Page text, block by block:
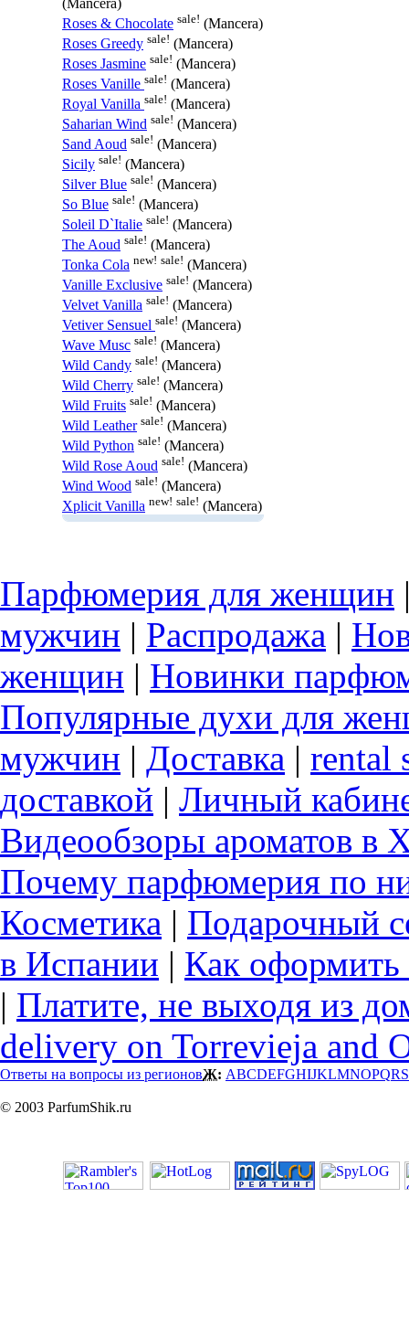
(Mancera)
Roses & Chocolate sale! (Mancera)
Roses Greedy sale! (Mancera)
Roses Jasmine sale! (Mancera)
Roses Vanille sale! (Mancera)
Royal Vanilla sale! (Mancera)
Saharian Wind sale! (Mancera)
Sand Aoud sale! (Mancera)
Sicily sale! (Mancera)
Silver Blue sale! (Mancera)
So Blue sale! (Mancera)
Soleil D`Italie sale! (Mancera)
The Aoud sale! (Mancera)
Tonka Cola new! sale! (Mancera)
Vanille Exclusive sale! (Mancera)
Velvet Vanilla sale! (Mancera)
Vetiver Sensuel sale! (Mancera)
Wave Musc sale! (Mancera)
Wild Candy sale! (Mancera)
Wild Cherry sale! (Mancera)
Wild Fruits sale! (Mancera)
Wild Leather sale! (Mancera)
Wild Python sale! (Mancera)
Wild Rose Aoud sale! (Mancera)
Wind Wood sale! (Mancera)
Xplicit Vanilla new! sale! (Mancera)
Парфюмерия для женщин
мужчин | Распродажа |
женщин | Новинки
Популярные духи для
мужчин | Доставка | rental
доставкой | Личный
Видеообзоры ароматов в
Почему парфюмерия по
Косметика | Подарочный
в Испании | Как оформить
| Платите, не выходя из
delivery on Torrevieja and
Ответы на вопросы из регионовЖ: ABCDEFGHIJKLMNOPQRS
© 2003 ParfumShik.ru